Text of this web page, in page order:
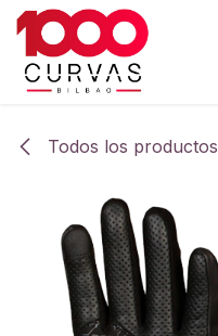
Ir al contenido
Todos los productos